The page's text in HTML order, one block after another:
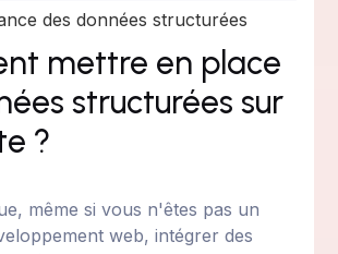
des données structurées
mettre en place
structurées sur
?
même si vous n'êtes pas un
web, intégrer des